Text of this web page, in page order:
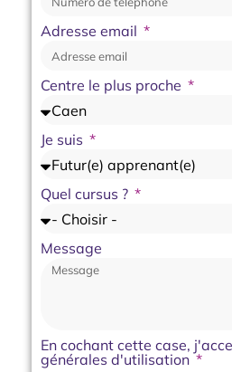
Adresse email
Centre le plus proche
Je suis
Quel cursus ?
Message
En cochant cette case,
générales d'utilisation